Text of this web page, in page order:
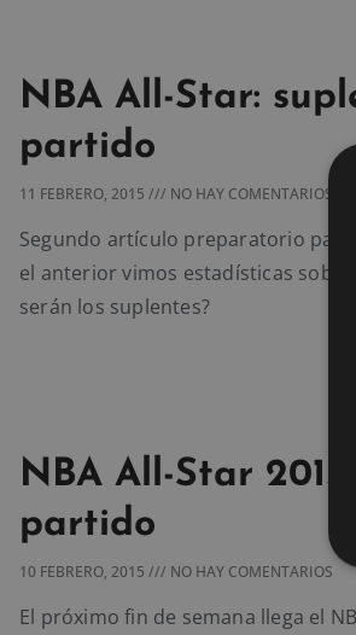
NBA All-Star:
partido
11 FEBRERO, 2015 NO HAY COMENTARIOS
Segundo artículo preparatorio para
el anterior vimos estadísticas
serán los suplentes?
NBA All-Star
partido
10 FEBRERO, 2015 NO HAY COMENTARIOS
El próximo fin de semana llega el